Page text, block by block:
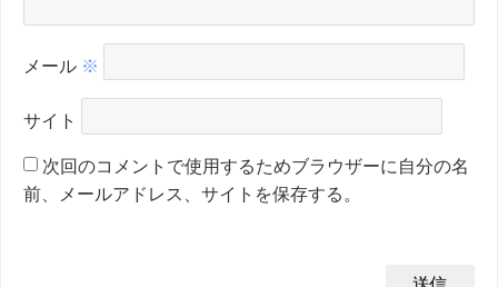
メール ※
サイト
次回のコメントで使用するためブラウザーに自分の名
前、メールアドレス、サイトを保存する。